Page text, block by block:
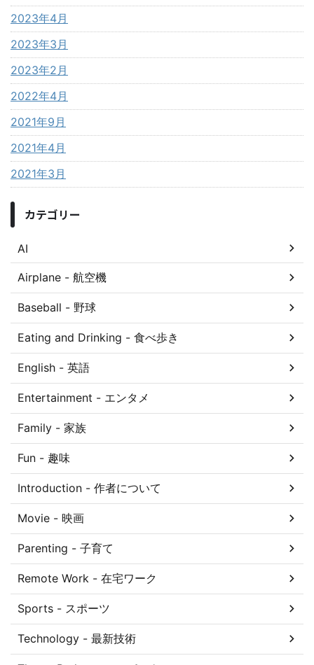
2023年4月
2023年3月
2023年2月
2022年4月
2021年9月
2021年4月
2021年3月
カテゴリー
AI
Airplane - 航空機
Baseball - 野球
Eating and Drinking - 食べ歩き
English - 英語
Entertainment - エンタメ
Family - 家族
Fun - 趣味
Introduction - 作者について
Movie - 映画
Parenting - 子育て
Remote Work - 在宅ワーク
Sports - スポーツ
Technology - 最新技術